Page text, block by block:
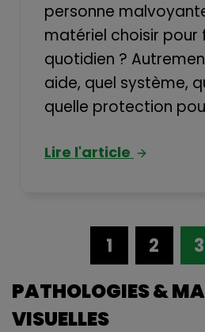
personne
matériel choisir pour
quotidien ?
aide, quel système,
quelle protection
Lire l'article
1 2 3
PATHOLOGIES &
VISUELLES